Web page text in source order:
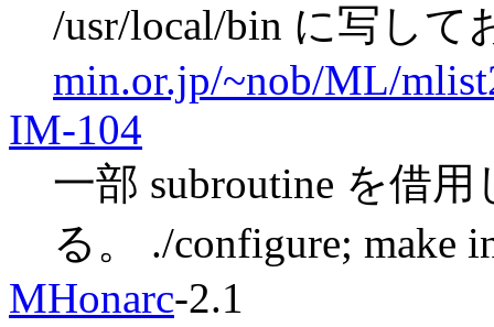
/usr/local/bin に写して
min.or.jp/~nob/ML/
IM-104
一部 subroutine を借
る。 ./configure; make
MHonarc-2.1